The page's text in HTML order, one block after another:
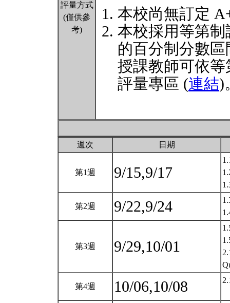
評量方式
(僅供參
考)
本校尚無訂定
本校採用等第
的百分制分數
授課教師可依
評量專區 (連結)
週次 日期
第1週 9/15,9/17
第2週 9/22,9/24
第3週 9/29,10/01
第4週 10/06,10/08